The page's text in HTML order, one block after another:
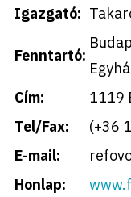
Igazgató:
Fenntartó:
Cím:
1119
Tel/Fax:
(+36
E-mail:
Honlap: